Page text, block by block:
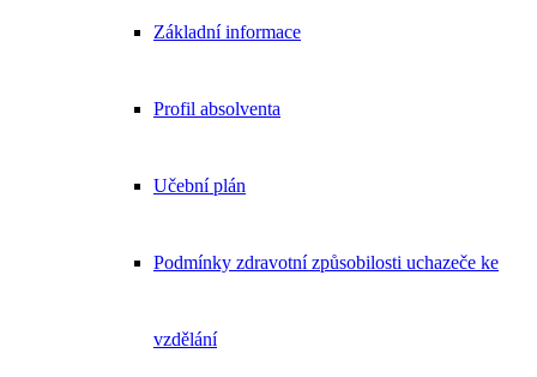
Základní informace
Profil absolventa
Učební plán
Podmínky zdravotní způsobilosti uchazeče ke
vzdělání